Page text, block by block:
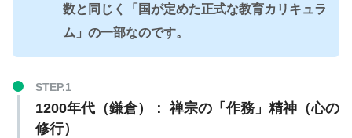
数と同じく「国が定めた正式な教育カリキュラ
ム」の一部なのです。
1200年代（鎌倉）： 禅宗の「作務」精神（心の
修行）